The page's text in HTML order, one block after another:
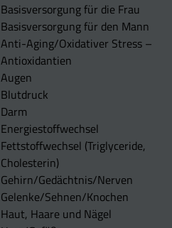
Basisversorgung für die Frau
Basisversorgung für den Mann
Anti-Aging/Oxidativer Stress –
Antioxidantien
Augen
Blutdruck
Darm
Energiestoffwechsel
Fettstoffwechsel (Triglyceride,
Cholesterin)
Gehirn/Gedächtnis/Nerven
Gelenke/Sehnen/Knochen
Haut, Haare und Nägel